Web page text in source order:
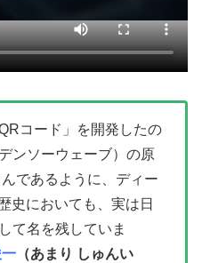
コード」を開発したの
ンソーウェーブ）の原
であるように、ディー
史においても、実は日
て名を残していま
（あまり しゅんい